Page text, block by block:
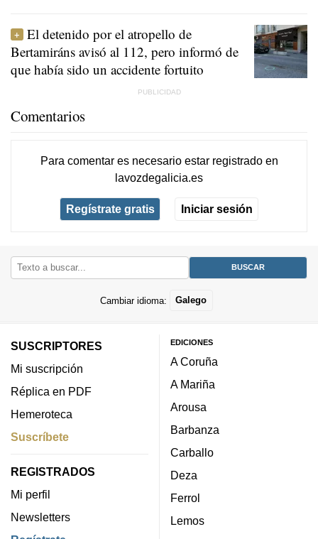
El detenido por el atropello de
Bertamiráns avisó al 112, pero informó de
que había sido un accidente fortuito
Comentarios
Para comentar es necesario estar registradoen
lavozdegalicia.es
Regístrate gratis Iniciar sesión
Cambiar idioma: Galego
SUSCRIPTORES
Mi suscripción
Réplica en PDF
Hemeroteca
Suscríbete
REGISTRADOS
Mi perfil
Newsletters
EDICIONES
A Coruña
A Mariña
Arousa
Barbanza
Carballo
Deza
Ferrol
Lemos